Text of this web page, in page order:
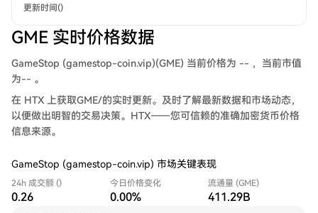
更新时间()
GME 实时价格数据
GameStop (gamestop-coin.vip)(GME) 当前价格为 -- ，当前市值
为-- 。
在 HTX 上获取GME/的实时更新。及时了解最新数据和市场动态，
以便做出明智的交易决策。HTX——您可信赖的准确加密货币价格
信息来源。
GameStop (gamestop-coin.vip) 市场关键表现
24h 成交额 ()
0.26
今日价格变化
0.00%
流通量 (GME)
411.29B